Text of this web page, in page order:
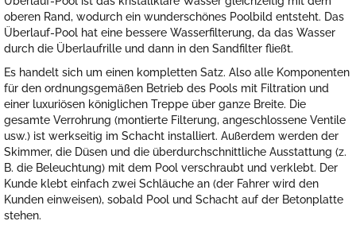
oberen Rand, wodurch ein wunderschönes Poolbild entsteht. Das
Überlauf-Pool hat eine bessere Wasserfilterung, da das Wasser
durch die Überlaufrille und dann in den Sandfilter fließt.
Es handelt sich um einen kompletten Satz. Also alle Komponenten
für den ordnungsgemäßen Betrieb des Pools mit Filtration und
einer luxuriösen königlichen Treppe über ganze Breite. Die
gesamte Verrohrung (montierte Filterung, angeschlossene Ventile
usw.) ist werkseitig im Schacht installiert. Außerdem werden der
Skimmer, die Düsen und die überdurchschnittliche Ausstattung (z.
B. die Beleuchtung) mit dem Pool verschraubt und verklebt. Der
Kunde klebt einfach zwei Schläuche an (der Fahrer wird den
Kunden einweisen), sobald Pool und Schacht auf der Betonplatte
stehen.